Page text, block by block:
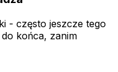
- często jeszcze tego
do końca, zanim